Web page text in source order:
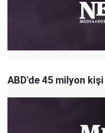
ABD'de 45 milyon